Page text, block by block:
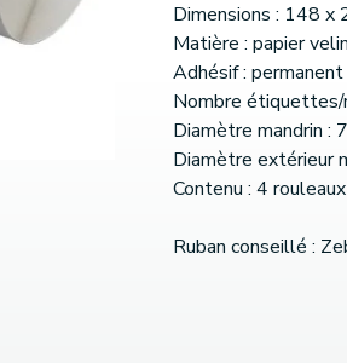
Dimensions : 148 x
Matière : papier velin
Adhésif : permanent
Nombre étiquettes/
Diamètre mandrin :
Diamètre extérieur
Contenu : 4 rouleaux
Ruban conseillé :